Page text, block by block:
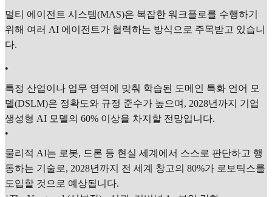
멀티 에이전트 시스템(MAS)은 복잡한 워크플로를 수행하기
위해 여러 AI 에이전트가 협력하는 방식으로 주목받고 있습니
다.
•
특정 산업이나 업무 영역에 맞춰 학습된 도메인 특화 언어 모
델(DSLM)은 정확도와 규정 준수가 높으며, 2028년까지 기업
생성형 AI 모델의 60% 이상을 차지할 전망입니다.
•
물리적 AI는 로봇, 드론 등 현실 세계에서 스스로 판단하고 행
동하는 기술로, 2028년까지 전 세계 창고의 80%가 로보틱스를
도입할 것으로 예상됩니다.